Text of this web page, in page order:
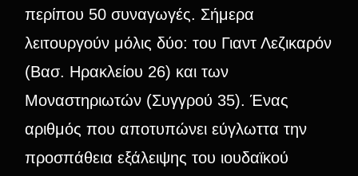
περίπου 50 συναγωγές. Σήμερα
λειτουργούν μόλις δύο: του Γιαντ Λεζικαρόν
(Βασ. Ηρακλείου 26) και των
Μοναστηριωτών (Συγγρού 35). Ένας
αριθμός που αποτυπώνει εύγλωττα την
προσπάθεια εξάλειψης του ιουδαϊκού